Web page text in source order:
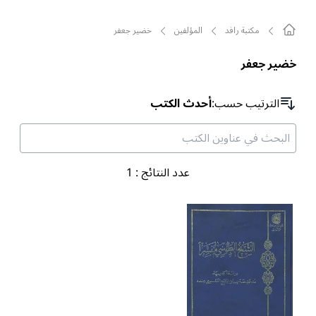
مکتبة رافد المؤلفين خضير جعفر
خضير جعفر
الترتیب حسب:أحدث الكتب
عدد النتائج:
1